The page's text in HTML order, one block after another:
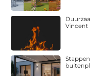
Vincent